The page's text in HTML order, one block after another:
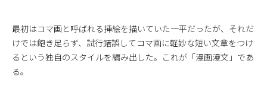
最初はコマ画と呼ばれる挿絵を描いていた一平だったが、それだ
けでは飽き足らず、試行錯誤してコマ画に軽妙な短い文章をつけ
るという独自のスタイルを編み出した。これが「漫画漫文」であ
る。